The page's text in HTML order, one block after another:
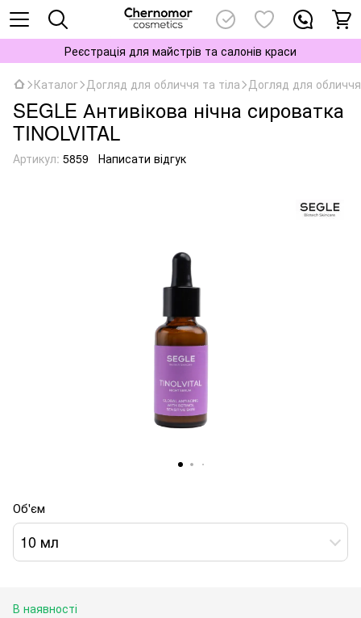
Реєстрація для майстрів та салонів краси
Каталог Догляд для обличчя та тіла Догляд для обличчя
SEGLE Антивікова нічна сироватка
TINOLVITAL
Артикул: 5859 Написати відгук
Об'єм
10 мл
В наявності